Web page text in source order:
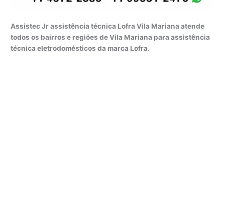
Assistec Jr assistência técnica Lofra Vila Mariana atende
todos os bairros e regiões de Vila Mariana para assistência
técnica eletrodomésticos da marca Lofra.